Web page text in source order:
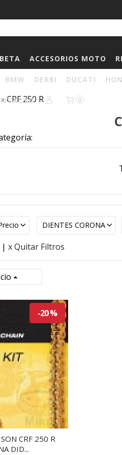
ACCESORIOS MOTO
BMW DERBI DUCATI
0
CRF 250 R
DIENTES CORONA
| x Quitar Filtros
-20 %
CRF 250 R
DID...